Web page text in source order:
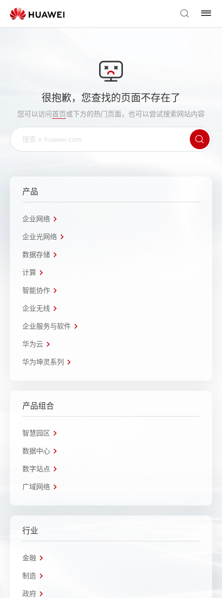
很抱歉，您查找的页面不存在了
您可以访问首页或下方的热门页面，也可以尝试搜索网站内容
产品
企业网络
企业光网络
数据存储
计算
智能协作
企业无线
企业服务与软件
华为云
华为坤灵系列
产品组合
智慧园区
数据中心
数字站点
广域网络
行业
金融
制造
政府